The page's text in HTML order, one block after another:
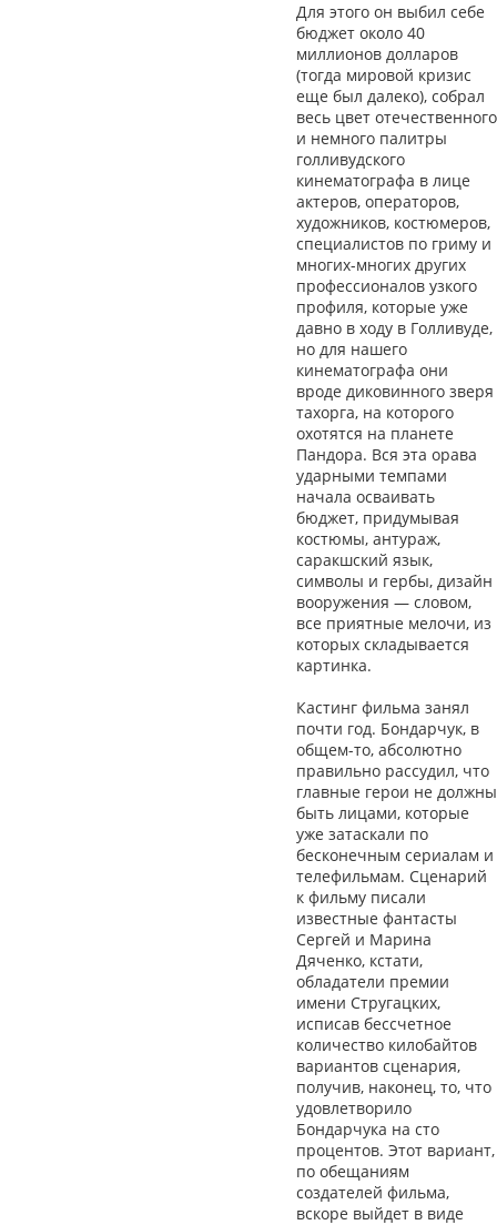
Для этого он выбил себе
бюджет около 40
миллионов долларов
(тогда мировой кризис
еще был далеко), собрал
весь цвет отечественного
и немного палитры
голливудского
кинематографа в лице
актеров, операторов,
художников, костюмеров,
специалистов по гриму и
многих-многих других
профессионалов узкого
профиля, которые уже
давно в ходу в Голливуде,
но для нашего
кинематографа они
вроде диковинного зверя
тахорга, на которого
охотятся на планете
Пандора. Вся эта орава
ударными темпами
начала осваивать
бюджет, придумывая
костюмы, антураж,
саракшский язык,
символы и гербы, дизайн
вооружения — словом,
все приятные мелочи, из
которых складывается
картинка.
Кастинг фильма занял
почти год. Бондарчук, в
общем-то, абсолютно
правильно рассудил, что
главные герои не должны
быть лицами, которые
уже затаскали по
бесконечным сериалам и
телефильмам. Сценарий
к фильму писали
известные фантасты
Сергей и Марина
Дяченко, кстати,
обладатели премии
имени Стругацких,
исписав бессчетное
количество килобайтов
вариантов сценария,
получив, наконец, то, что
удовлетворило
Бондарчука на сто
процентов. Этот вариант,
по обещаниям
создателей фильма,
вскоре выйдет в виде